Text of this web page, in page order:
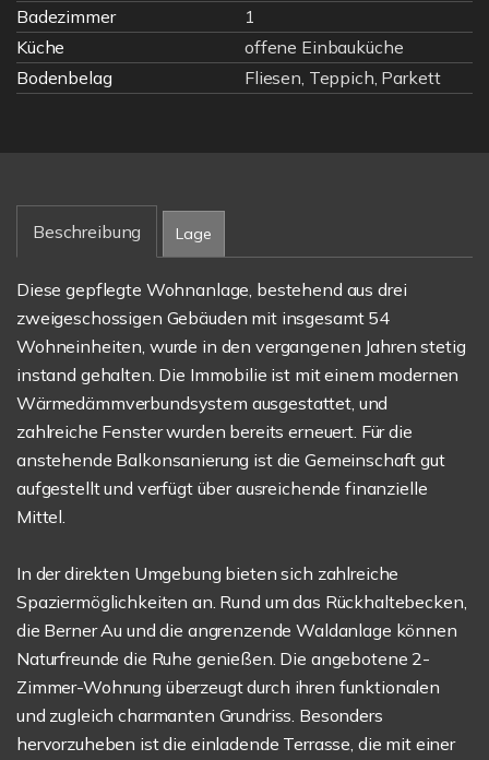
Badezimmer
1
Küche
offene Einbauküche
Bodenbelag
Fliesen, Teppich, Parkett
Beschreibung Lage
Diese gepflegte Wohnanlage, bestehend aus drei
zweigeschossigen Gebäuden mit insgesamt 54
Wohneinheiten, wurde in den vergangenen Jahren stetig
instand gehalten. Die Immobilie ist mit einem modernen
Wärme­dämmverbundsystem ausgestattet, und
zahlreiche Fenster wurden bereits erneuert. Für die
anstehende Balkon­sanierung ist die Gemeinschaft gut
aufgestellt und verfügt über ausreichende finanzielle
Mittel.
In der direkten Umgebung bieten sich zahlreiche
Spaziermöglichkeiten an. Rund um das Rückhaltebecken,
die Berner Au und die angrenzende Waldanlage können
Naturfreunde die Ruhe genießen. Die angebotene 2-
Zimmer-Wohnung überzeugt durch ihren funktionalen
und zugleich charmanten Grundriss. Besonders
hervorzuheben ist die einladende Terrasse, die mit einer